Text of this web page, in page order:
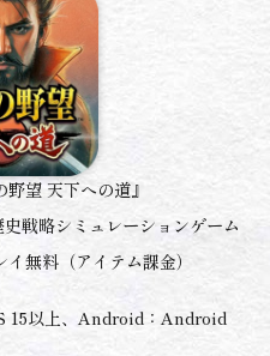
野望 天下への道』
戦略シミュレーションゲーム
イ無料（アイテム課金）
15以上、Android：Android